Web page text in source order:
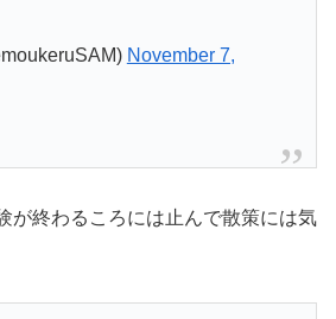
November 7,
が終わるころには止んで散策には気